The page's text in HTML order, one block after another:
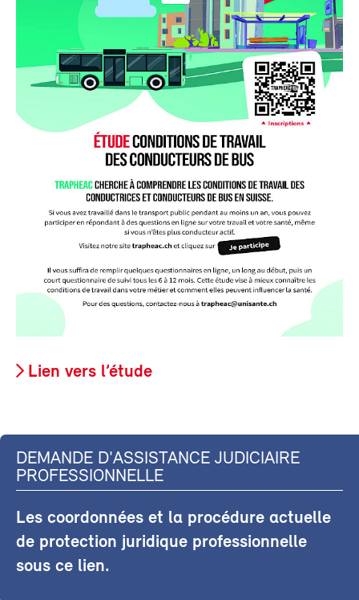
Lien vers l’étude
DEMANDE D'ASSISTANCE JUDICIAIRE
PROFESSIONNELLE
Les coordonnées et la procédure actuelle
de protection juridique professionnelle
sous ce lien.